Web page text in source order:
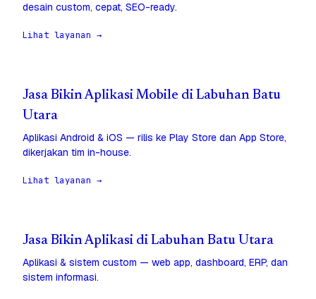
desain custom, cepat, SEO-ready.
Lihat layanan →
Jasa Bikin Aplikasi Mobile di Labuhan Batu
Utara
Aplikasi Android & iOS — rilis ke Play Store dan App Store,
dikerjakan tim in-house.
Lihat layanan →
Jasa Bikin Aplikasi di Labuhan Batu Utara
Aplikasi & sistem custom — web app, dashboard, ERP, dan
sistem informasi.